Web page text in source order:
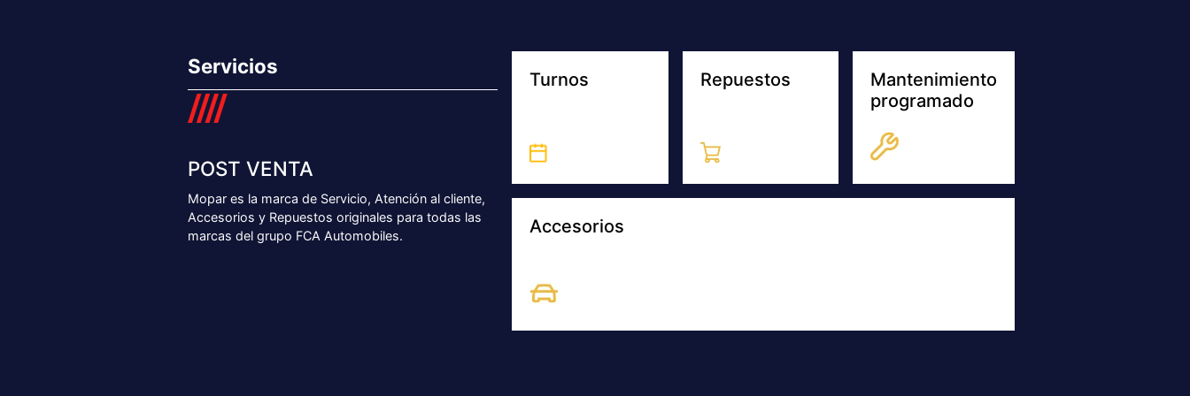
Servicios
POST VENTA
Mopar es la marca de Servicio, Atención al cliente,
Accesorios y Repuestos originales para todas las
marcas del grupo FCA Automobiles.
Turnos Repuestos
Mantenimiento
programado
Accesorios